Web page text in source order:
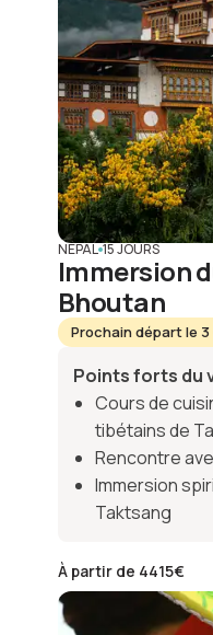
NÉPAL 15 JOURS
Immersion
Bhoutan
Prochain départ le
Points forts du
Cours de
tibétains de
Rencontre
Immersion
Taktsang
À partir de 4415€